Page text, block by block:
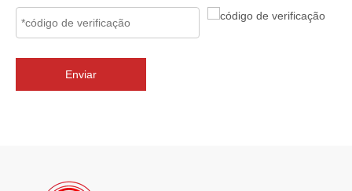
2026-07-02
J-VALVES Válvula borboleta com flange tripla excêntrica DN2800 PN10 WCB: vantagens, guia de seleção e casos de projetos de sucesso
J-VALVES fornece válvulas borboleta de flange excêntrica tripla
Enviar